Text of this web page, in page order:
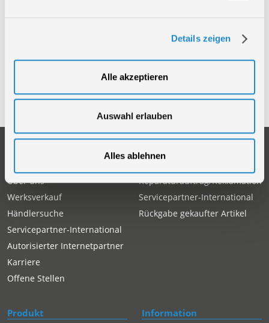
Details zeigen
Alle akzeptieren
Auswahl erlauben
Alles ablehnen
SÄGEKETTENSCHÄRFGERÄT GS 650
94151 Sägekettenschärfgerät P 1600
Über uns
Werksverkauf
Händlersuche
Servicepartner-International
Autorisierter Internetpartner
Karriere
Offene Stellen
Reparaturauftrag/Reklamation
Servicepartner-International
Rückgabe gekaufter Artikel
Produkt Information